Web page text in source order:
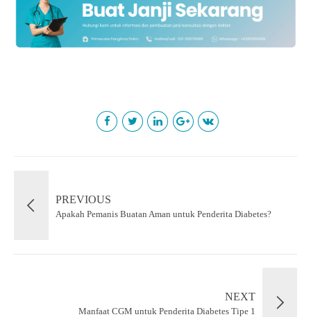
PREVIOUS
Apakah Pemanis Buatan Aman untuk Penderita Diabetes?
NEXT
Manfaat CGM untuk Penderita Diabetes Tipe 1